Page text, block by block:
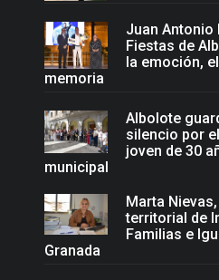
Juan Antonio
Fiestas de
la emoción,
memoria
Albolote
silencio por
joven de 30
municipal
Marta
territorial de
Familias e
Granada